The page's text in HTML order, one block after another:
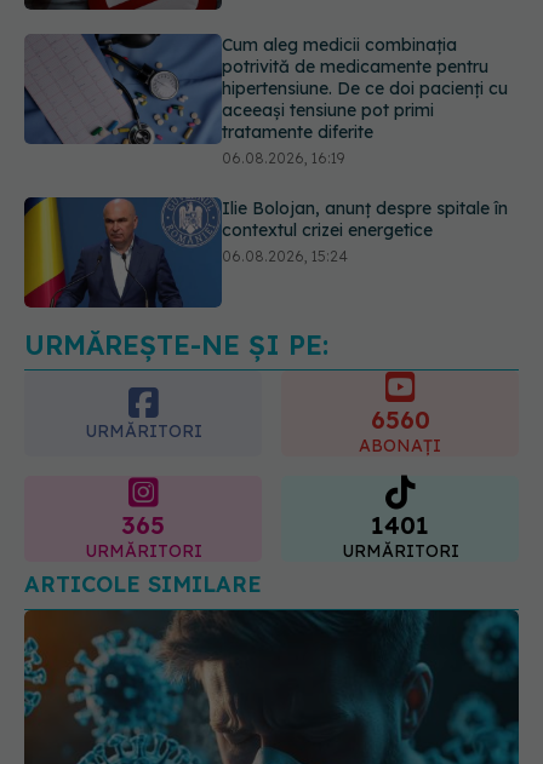
tratamente diferite
06.08.2026, 16:19
Ilie Bolojan, anunț despre spitale în
contextul crizei energetice
EXCLUSIV Cancerele ginecologice
anumite categorii de paciente
URMĂREȘTE-NE ȘI PE:
URMĂRITORI 6560
ABONAȚI
365
URMĂRITORI
1401
URMĂRITORI
ARTICOLE SIMILARE